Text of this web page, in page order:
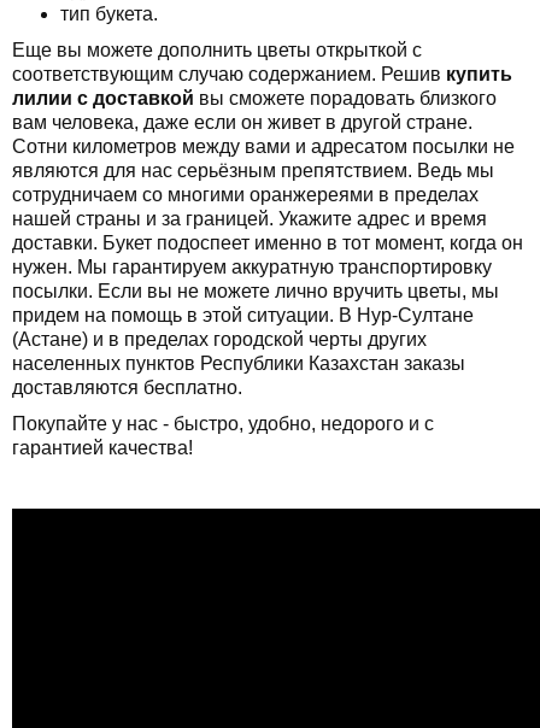
тип букета.
Еще вы можете дополнить цветы открыткой с
соответствующим случаю содержанием. Решив купить
лилии с доставкой вы сможете порадовать близкого
вам человека, даже если он живет в другой стране.
Сотни километров между вами и адресатом посылки не
являются для нас серьёзным препятствием. Ведь мы
сотрудничаем со многими оранжереями в пределах
нашей страны и за границей. Укажите адрес и время
доставки. Букет подоспеет именно в тот момент, когда он
нужен. Мы гарантируем аккуратную транспортировку
посылки. Если вы не можете лично вручить цветы, мы
придем на помощь в этой ситуации. В Нур-Султане
(Астане) и в пределах городской черты других
населенных пунктов Республики Казахстан заказы
доставляются бесплатно.
Покупайте у нас - быстро, удобно, недорого и с
гарантией качества!